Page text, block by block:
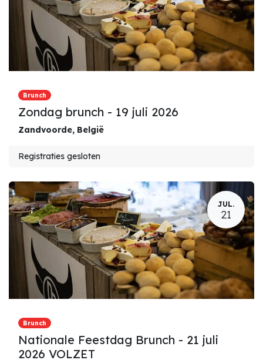
Brunch
Zondag brunch - 19 juli 2026
Zandvoorde, België
Registraties gesloten
JUL.
21
Brunch
Nationale Feestdag Brunch - 21 juli
2026 VOLZET